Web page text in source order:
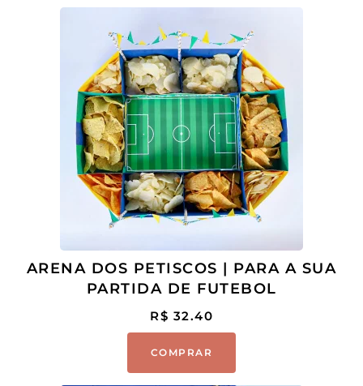
ARENA DOS PETISCOS | PARA A SUA
PARTIDA DE FUTEBOL
R$ 32.40
COMPRAR